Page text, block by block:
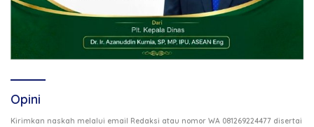
Opini
Kirimkan naskah melalui email Redaksi atau nomor WA 081269224477 disertai